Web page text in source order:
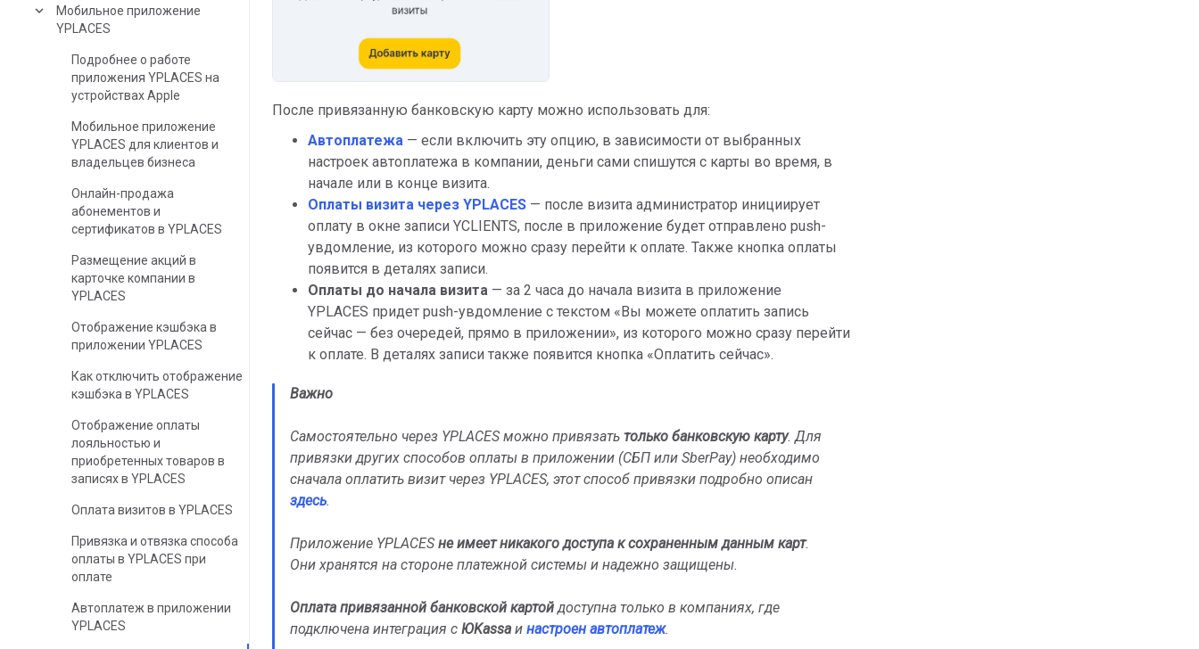
keyboard_arrow_down
Мобильное приложение
YPLACES
Подробнее о работе
приложения YPLACES на
устройствах Apple
Мобильное приложение
YPLACES для клиентов и
владельцев бизнеса
Онлайн-продажа
абонементов и
сертификатов в YPLACES
Размещение акций в
карточке компании в
YPLACES
Отображение кэшбэка в
приложении YPLACES
Как отключить отображение
кэшбэка в YPLACES
Отображение оплаты
лояльностью и
приобретенных товаров в
записях в YPLACES
Оплата визитов в YPLACES
Привязка и отвязка способа
оплаты в YPLACES при
оплате
Автоплатеж в приложении
YPLACES
После привязанную банковскую карту можно использовать для:
Автоплатежа — если включить эту опцию, в зависимости от выбранных
настроек автоплатежа в компании, деньги сами спишутся с карты во время, в
начале или в конце визита.
Оплаты визита через YPLACES — после визита администратор инициирует
оплату в окне записи YCLIENTS, после в приложение будет отправлено push-
увдомление, из которого можно сразу перейти к оплате. Также кнопка оплаты
появится в деталях записи.
Оплаты до начала визита — за 2 часа до начала визита в приложение
YPLACES придет push-увдомление с текстом «Вы можете оплатить запись
сейчас — без очередей, прямо в приложении», из которого можно сразу перейти
к оплате. В деталях записи также появится кнопка «Оплатить сейчас».
Важно
Самостоятельно через YPLACES можно привязать только банковскую карту. Для
привязки других способов оплаты в приложении (СБП или SberPay) необходимо
сначала оплатить визит через YPLACES, этот способ привязки подробно описан
здесь.
Приложение YPLACES не имеет никакого доступа к сохраненным данным карт.
Они хранятся на стороне платежной системы и надежно защищены.
Оплата привязанной банковской картой доступна только в компаниях, где
подключена интеграция с ЮKassa и настроен автоплатеж.